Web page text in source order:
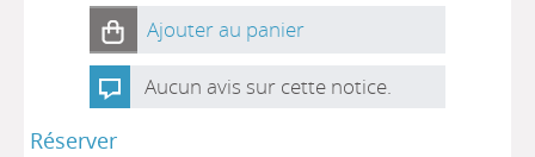
Ajouter au panier
Aucun avis sur cette notice.
Réserver